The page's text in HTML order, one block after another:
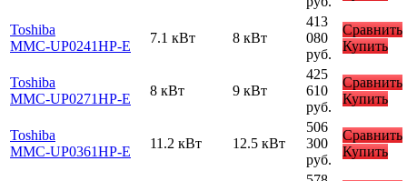
Toshiba
MMC-UP0241HP-E
7.1 кВт 8 кВт
413
080
руб.
Сравнить
Купить
Toshiba
MMC-UP0271HP-E
8 кВт 9 кВт
425
610
руб.
Сравнить
Купить
Toshiba
MMC-UP0361HP-E
11.2 кВт 12.5 кВт
506
300
руб.
Сравнить
Купить